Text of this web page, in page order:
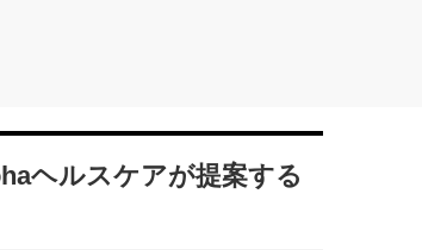
ヘルスケアが提案する